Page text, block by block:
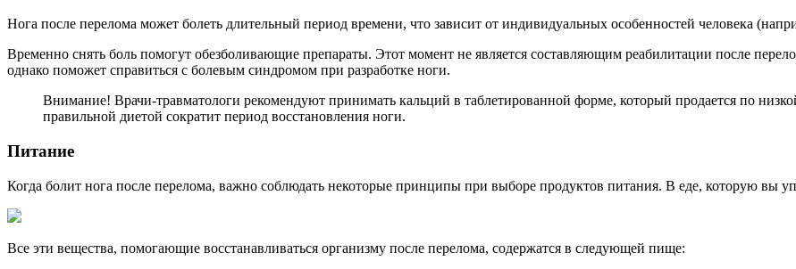
Нога после перелома может болеть длительный период времени, что зависит от индивидуальных особенностей человека
Временно снять боль помогут обезболивающие препараты. Этот момент не является составляющим реабилитации после
однако поможет справиться с болевым синдромом при разработке ноги.
Внимание! Врачи-травматологи рекомендуют принимать кальций в таблетированной форме, который продается по
правильной диетой сократит период восстановления ноги.
Питание
Когда болит нога после перелома, важно соблюдать некоторые принципы при выборе продуктов питания. В еде, которую вы
Все эти вещества, помогающие восстанавливаться организму после перелома, содержатся в следующей пище: